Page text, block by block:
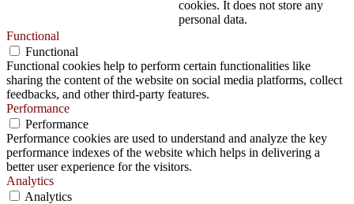
cookies. It does not store any
personal data.
Functional
Functional
Functional cookies help to perform certain functionalities like
sharing the content of the website on social media platforms, collect
feedbacks, and other third-party features.
Performance
Performance
Performance cookies are used to understand and analyze the key
performance indexes of the website which helps in delivering a
better user experience for the visitors.
Analytics
Analytics